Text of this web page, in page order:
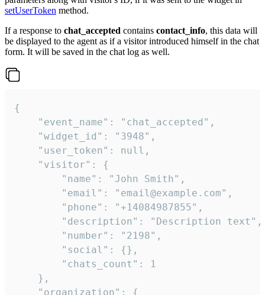
setUserToken method.
If a response to chat_accepted contains contact_info, this data will
be displayed to the agent as if a visitor introduced himself in the chat
form. It will be saved in the chat log as well.
{
    "event_name": "chat_accepted",
    "widget_id": "3948",
    "user_token": null,
    "visitor": {
        "name": "John Smith",
        "email": "email@example.com",
        "phone": "+14084987855",
        "description": "Description text",
        "number": "2198",
        "social": {},
        "chats_count": 1
    },
    "organization": {